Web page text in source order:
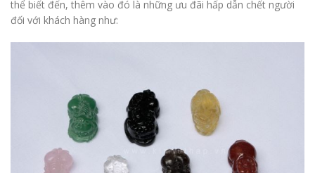
thể biết đến, thêm vào đó là những ưu đãi hấp dẫn chết người
đối với khách hàng như: